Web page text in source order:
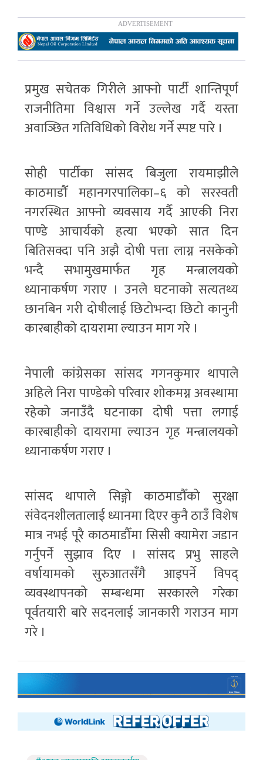
प्रमुख सचेतक गिरीले आफ्नो पार्टी शान्तिपूर्ण
राजनीतिमा विश्वास गर्ने उल्लेख गर्दै यस्ता
अवाञ्छित गतिविधिको विरोध गर्ने स्पष्ट पारे ।
सोही पार्टीका सांसद बिजुला रायमाझीले
काठमाडौँ महानगरपालिका–६ को सरस्वती
नगरस्थित आफ्नो व्यवसाय गर्दै आएकी निरा
पाण्डे आचार्यको हत्या भएको सात दिन
बितिसक्दा पनि अझै दोषी पत्ता लाग्न नसकेको
भन्दै सभामुखमार्फत गृह मन्त्रालयको
ध्यानाकर्षण गराए । उनले घटनाको सत्यतथ्य
छानबिन गरी दोषीलाई छिटोभन्दा छिटो कानुनी
कारबाहीको दायरामा ल्याउन माग गरे ।
नेपाली कांग्रेसका सांसद गगनकुमार थापाले
अहिले निरा पाण्डेको परिवार शोकमग्न अवस्थामा
रहेको जनाउँदै घटनाका दोषी पत्ता लगाई
कारबाहीको दायरामा ल्याउन गृह मन्त्रालयको
ध्यानाकर्षण गराए ।
सांसद थापाले सिङ्गो काठमाडौँको सुरक्षा
संवेदनशीलतालाई ध्यानमा दिएर कुनै ठाउँ विशेष
मात्र नभई पूरै काठमाडौँमा सिसी क्यामेरा जडान
गर्नुपर्ने सुझाव दिए । सांसद प्रभु साहले
वर्षायामको सुरुआतसँगै आइपर्ने विपद्
व्यवस्थापनको सम्बन्धमा सरकारले गरेका
पूर्वतयारी बारे सदनलाई जानकारी गराउन माग
गरे ।